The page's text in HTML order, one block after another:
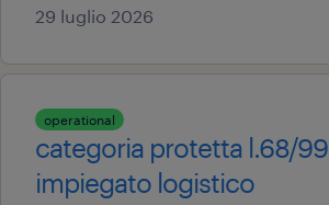
29 luglio 2026
operational
categoria protetta l.68/99
impiegato logistico